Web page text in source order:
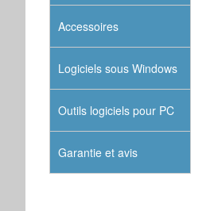
Accessoires
Logiciels sous Windows
Outils logiciels pour PC
Garantie et avis